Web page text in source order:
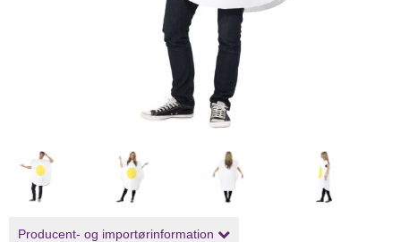
Producent- og importørinformation